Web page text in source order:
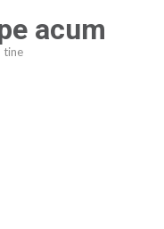
acum
tine